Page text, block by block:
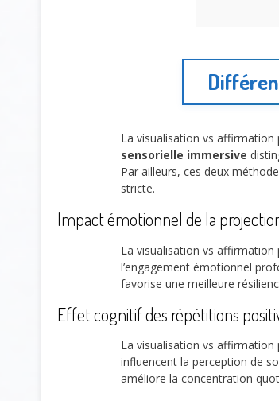
La visualisation vs affirmation
sensorielle immersive
Par ailleurs, ces deux
stricte.
Impact émotionnel de la
La visualisation vs
l’engagement émotionnel
favorise une meilleure
Effet cognitif des répétitions
La visualisation vs affirmation
influencent la perception de
améliore la concentration